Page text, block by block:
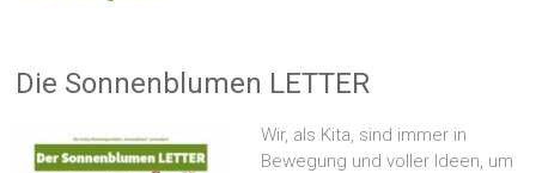
Die Sonnenblumen LETTER
Wir, als Kita, sind immer in
Bewegung und voller Ideen, um